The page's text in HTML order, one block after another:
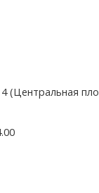
(Центральная